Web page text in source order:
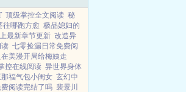
顶级掌控全文阅读 秘
往哪跑方愈 极品媳妇的
最新章节更新 改造异
七零捡漏日常免费阅
在美漫开局给梅姨走
控在线阅读 异世界身体
福气包小闺女 玄幻中
阅读完结了吗 裴景川